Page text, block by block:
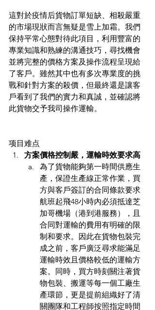
這對於疫情后貨物訂單短缺、相殺嚴重
的市場現狀而言無疑是雪上加霜。我們
保持平常心態對待此項目，利用豐富的
專業知識和熟練的溝通技巧，尋找機會
並將完整的價格方案及操作流程呈現給
了客戶。雖然其中也有多次專業度的挑
戰和針對方案的殺價，但最終還是讓客
戶看到了我們的實力和真誠，並確認將
此貨物交予我司操作運輸。
项目难点
方案價格控制嚴，運輸時效要求高
為了貨物能夠第一時間供應生
產，保證生產線正常作業，買
方與客戶簽訂的合同條款要求
航班起飛48小時內必須抵達芝
加哥機場（港到港服務），且
合同對運輸的費用有明確的限
制和要求。因此在貨物包裝完
成之前，客戶廣泛尋求能滿足
運輸時效且價格較低的運輸方
案。同時，買方時刻關注著貨
物包裝、搬運等每一個工廠生
產環節，更是提前組織好了清
關團隊和工程師按照指定時間